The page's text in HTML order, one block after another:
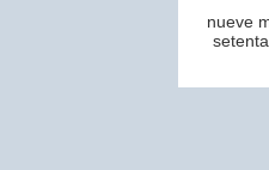
nueve